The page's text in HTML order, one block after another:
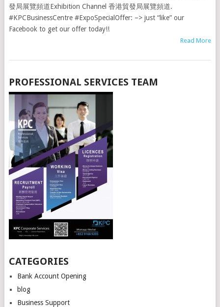
發局展覽頻道Exhibition Channel 香港貿發局展覽頻道.
#KPCBusinessCentre #ExpoSpecialOffer: –> just “like” our
Facebook to get our offer today!!
Read More
PROFESSIONAL SERVICES TEAM
CATEGORIES
Bank Account Opening
blog
Business Support